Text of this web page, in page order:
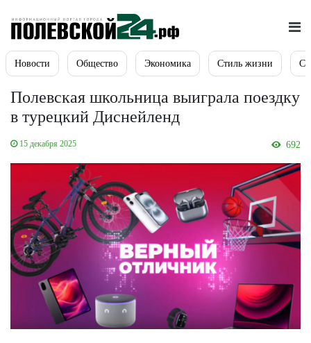
Новости Общество Экономика Стиль жизни
Полевская школьница выиграла поездку
в турецкий Диснейленд
15 декабря 2025 692